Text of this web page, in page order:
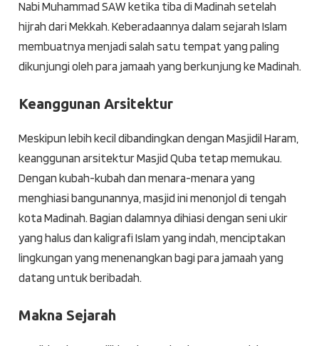
Nabi Muhammad SAW ketika tiba di Madinah setelah
hijrah dari Mekkah. Keberadaannya dalam sejarah Islam
membuatnya menjadi salah satu tempat yang paling
dikunjungi oleh para jamaah yang berkunjung ke Madinah.
Keanggunan Arsitektur
Meskipun lebih kecil dibandingkan dengan Masjidil Haram,
keanggunan arsitektur Masjid Quba tetap memukau.
Dengan kubah-kubah dan menara-menara yang
menghiasi bangunannya, masjid ini menonjol di tengah
kota Madinah. Bagian dalamnya dihiasi dengan seni ukir
yang halus dan kaligrafi Islam yang indah, menciptakan
lingkungan yang menenangkan bagi para jamaah yang
datang untuk beribadah.
Makna Sejarah